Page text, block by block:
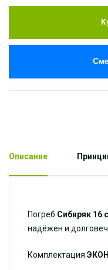
Описание
Погреб Сибиряк 16
надёжен и
Комплектация